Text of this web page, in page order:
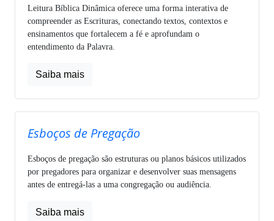
Leitura Bíblica Dinâmica oferece uma forma interativa de
compreender as Escrituras, conectando textos, contextos e
ensinamentos que fortalecem a fé e aprofundam o
entendimento da Palavra.
Saiba mais
Esboços de Pregação
Esboços de pregação são estruturas ou planos básicos utilizados
por pregadores para organizar e desenvolver suas mensagens
antes de entregá-las a uma congregação ou audiência.
Saiba mais